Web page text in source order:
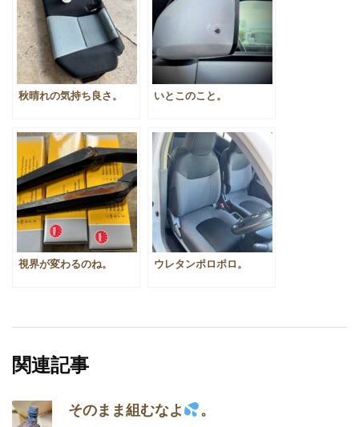
秋晴れの気持ち良さ。 いとこのこと。
視界が変わるのね。 ウレタンポロポロ。
関連記事
そのまま組むなよ 。